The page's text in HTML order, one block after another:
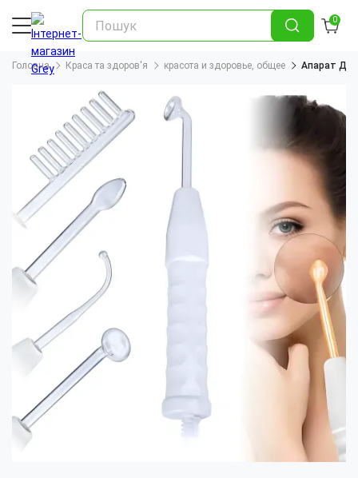
0
Головна Краса та здоров'я красота и здоровье, общее Апарат